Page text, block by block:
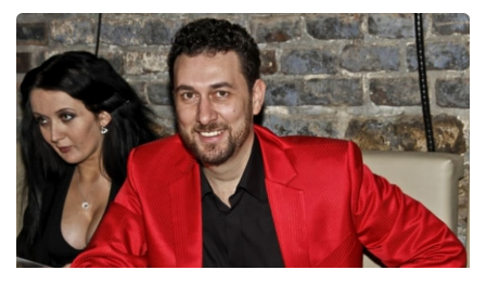
Youtubeři
Virály
Sex a vztahy
Videa
Sledujte prima+